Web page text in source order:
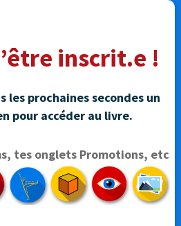
inscrit.e !
les prochaines secondes un
pour accéder au livre.
tes onglets Promotions, etc